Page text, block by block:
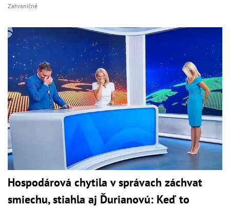
Zahraničné
Hospodárová chytila v správach záchvat
smiechu, stiahla aj Ďurianovú: Keď to